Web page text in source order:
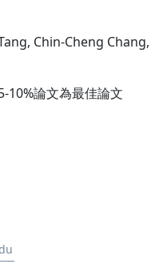
Chin-Cheng Chang,
10%論文為最佳論文